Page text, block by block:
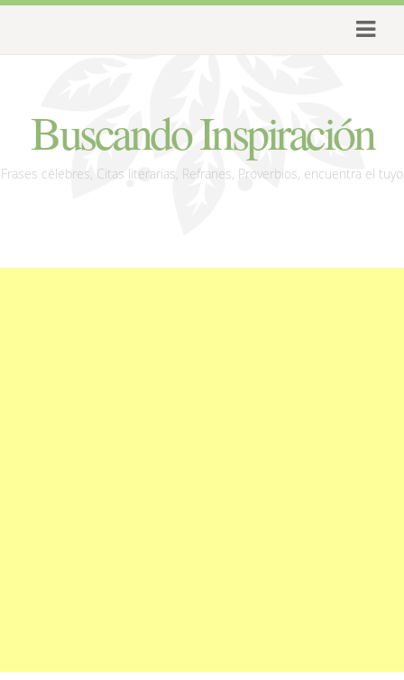
Buscando Inspiración
Frases célebres, Citas literarias, Refranes, Proverbios, encuentra el tuyo